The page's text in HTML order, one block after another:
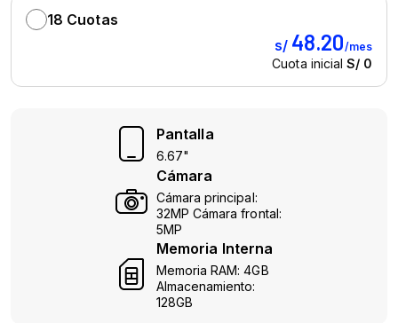
Pantalla
6.67"
Cámara
Cámara principal:
32MP Cámara frontal:
5MP
Memoria Interna
Memoria RAM: 4GB
Almacenamiento:
128GB